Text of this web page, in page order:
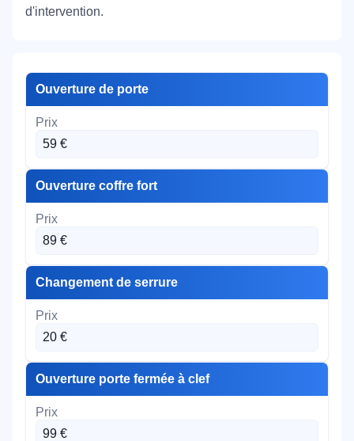
d'intervention.
Ouverture de porte
59 €
Ouverture coffre fort
89 €
Changement de serrure
20 €
Ouverture porte fermée à clef
99 €